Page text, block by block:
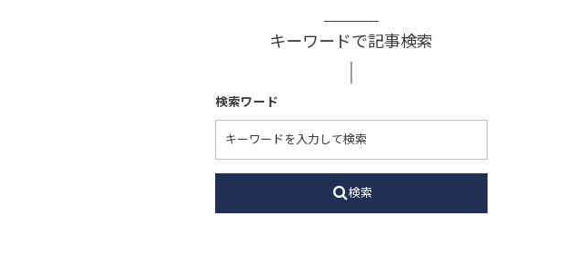
キーワードで記事検索
検索ワード
検索